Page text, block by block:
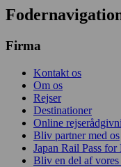
Firma
Kontakt os
Om os
Rejser
Destinationer
Online
Bliv partner med os
Japan Rail Pass for
Bliv en del af vores